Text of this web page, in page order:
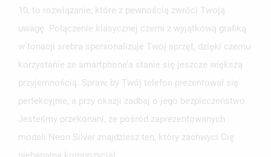
10, to rozwiązanie, które z pewnością zwróci Twoją
uwagę. Połączenie klasycznej czerni z wyjątkową grafiką
w tonacji srebra spersonalizuje Twój sprzęt, dzięki czemu
korzystanie ze smartphone’a stanie się jeszcze większą
przyjemnością. Spraw, by Twój telefon prezentował się
perfekcyjnie, a przy okazji zadbaj o jego bezpieczeństwo.
Jesteśmy przekonani, że pośród zaprezentowanych
modeli Neon Silver znajdziesz ten, który zachwyci Cię